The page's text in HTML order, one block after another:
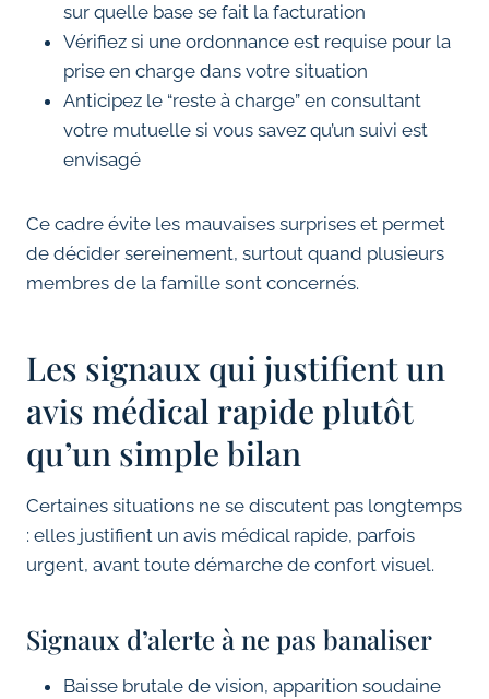
sur quelle base se fait la facturation
Vérifiez si une ordonnance est requise pour la
prise en charge dans votre situation
Anticipez le “reste à charge” en consultant
votre mutuelle si vous savez qu’un suivi est
envisagé
Ce cadre évite les mauvaises surprises et permet
de décider sereinement, surtout quand plusieurs
membres de la famille sont concernés.
Les signaux qui justifient un
avis médical rapide plutôt
qu’un simple bilan
Certaines situations ne se discutent pas longtemps
: elles justifient un avis médical rapide, parfois
urgent, avant toute démarche de confort visuel.
Signaux d’alerte à ne pas banaliser
Baisse brutale de vision, apparition soudaine